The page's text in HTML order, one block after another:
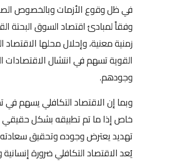
في ظل وقوع الأزمات وبالخصوص
وفقاً لمبادئ اقتصاد السوق البحتة
زمنية معنية، وإحلال محلها
القوية تسهم في انتشال الاقتصادات
وجودهم.
وبما إن الاقتصاد التكافلي يسهم في
خاص إذا ما تم تطبيقه بشكل حقيقي
تهديد يعترض وجوده وتحقيق سعادته
يُعد الاقتصاد التكافلي ضرورة